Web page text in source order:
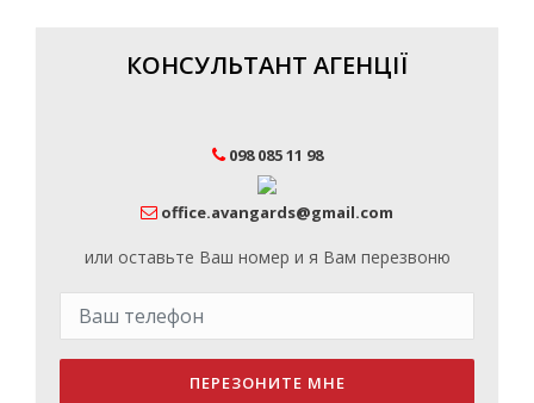
КОНСУЛЬТАНТ АГЕНЦІЇ
098 085 11 98
office.avangards@gmail.com
или оставьте Ваш номер и я Вам перезвоню
ПЕРЕЗОНИТЕ МНЕ